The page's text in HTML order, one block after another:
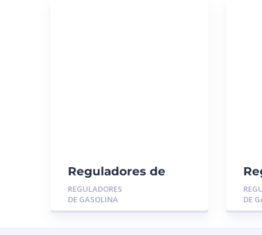
Reguladores de
Gasolina MGR-
014116: TOYOTA
YARIS – RAV4 –
REGULADORES
DE GASOLINA
DE